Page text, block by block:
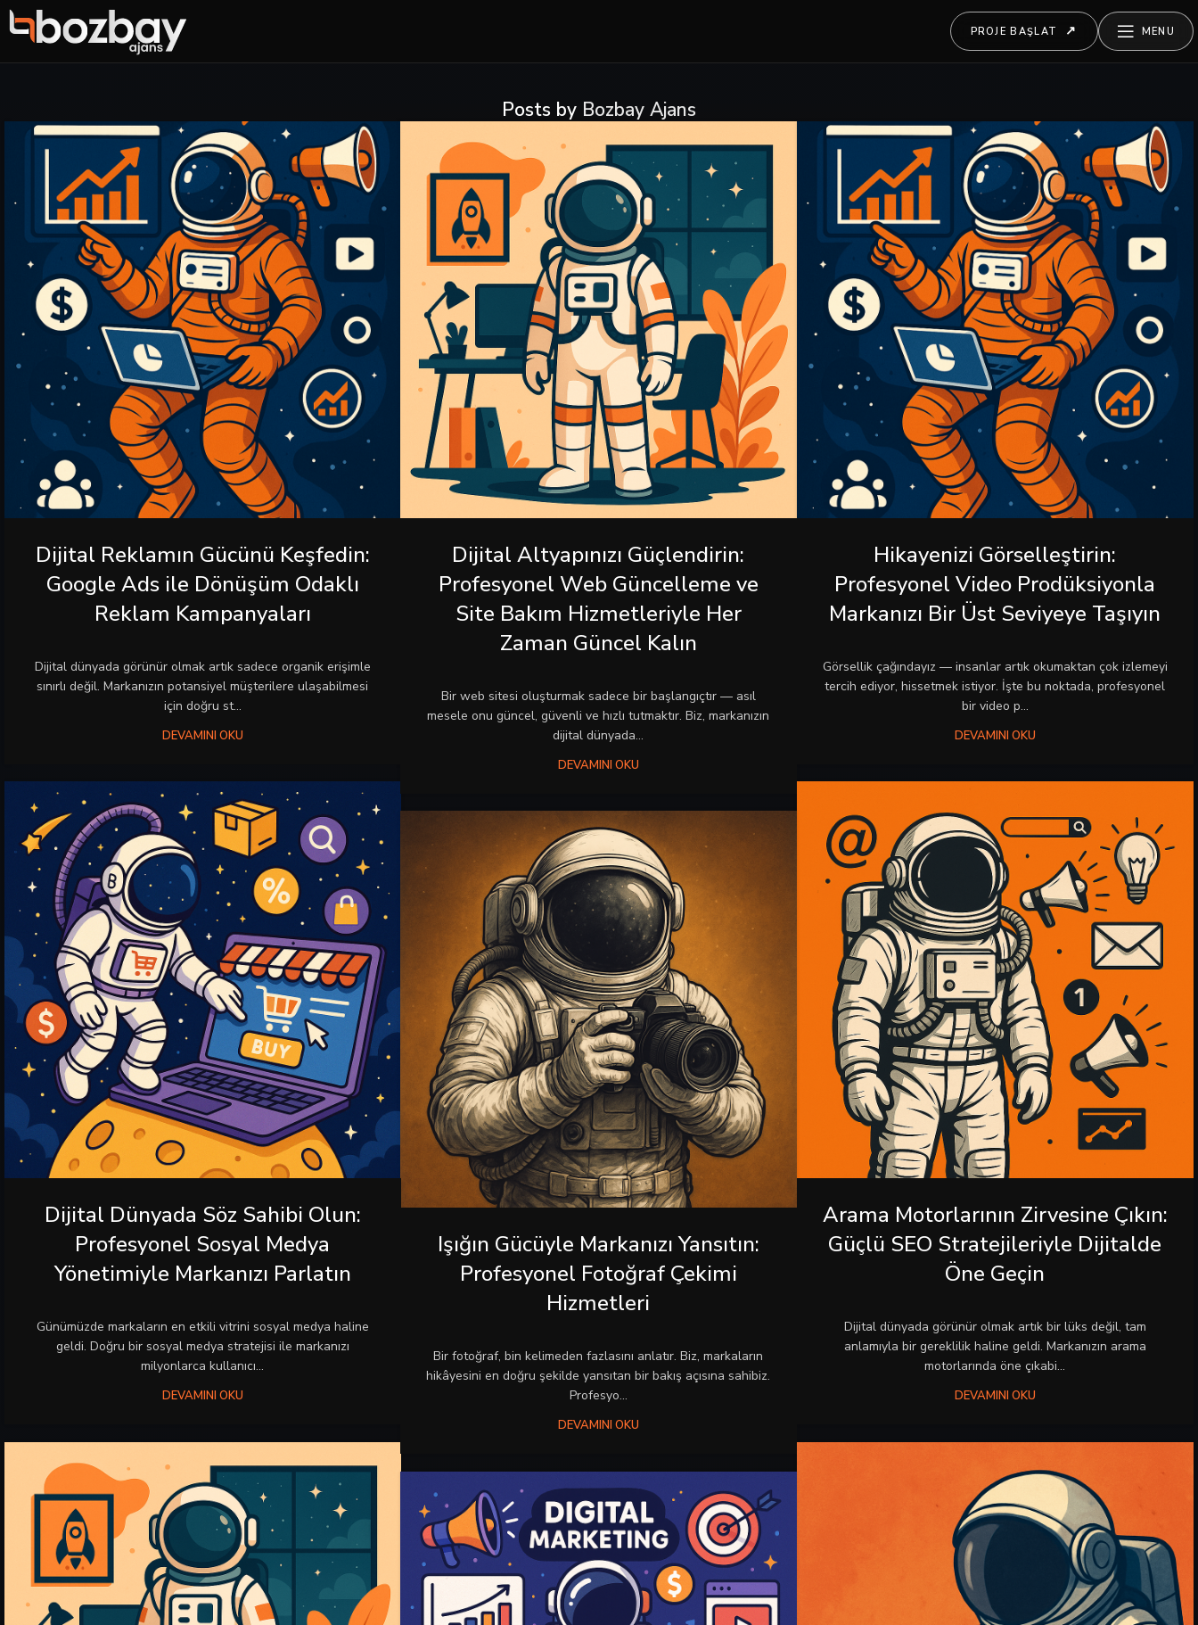
PROJE BAŞLAT MENU
Posts by Bozbay Ajans
Dijital Reklamın Gücünü Keşfedin:
Google Ads ile Dönüşüm Odaklı
Reklam Kampanyaları
Dijital dünyada görünür olmak artık sadece organik erişimle
sınırlı değil. Markanızın potansiyel müşterilere ulaşabilmesi
için doğru st...
DEVAMINI OKU
Dijital Altyapınızı Güçlendirin:
Profesyonel Web Güncelleme ve
Site Bakım Hizmetleriyle Her
Zaman Güncel Kalın
Bir web sitesi oluşturmak sadece bir başlangıçtır — asıl
mesele onu güncel, güvenli ve hızlı tutmaktır. Biz, markanızın
dijital dünyada...
DEVAMINI OKU
Hikayenizi Görselleştirin:
Profesyonel Video Prodüksiyonla
Markanızı Bir Üst Seviyeye Taşıyın
Görsellik çağındayız — insanlar artık okumaktan çok izlemeyi
tercih ediyor, hissetmek istiyor. İşte bu noktada, profesyonel
bir video p...
DEVAMINI OKU
Dijital Dünyada Söz Sahibi Olun:
Profesyonel Sosyal Medya
Yönetimiyle Markanızı Parlatın
Günümüzde markaların en etkili vitrini sosyal medya haline
geldi. Doğru bir sosyal medya stratejisi ile markanızı
milyonlarca kullanıcı...
DEVAMINI OKU
Arama Motorlarının Zirvesine Çıkın:
Güçlü SEO Stratejileriyle Dijitalde
Öne Geçin
Dijital dünyada görünür olmak artık bir lüks değil, tam
anlamıyla bir gereklilik haline geldi. Markanızın arama
motorlarında öne çıkabi...
DEVAMINI OKU
Işığın Gücüyle Markanızı Yansıtın:
Profesyonel Fotoğraf Çekimi
Hizmetleri
Bir fotoğraf, bin kelimeden fazlasını anlatır. Biz, markaların
hikâyesini en doğru şekilde yansıtan bir bakış açısına sahibiz.
Profesyo...
DEVAMINI OKU